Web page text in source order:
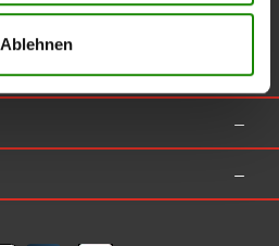
Ablehnen